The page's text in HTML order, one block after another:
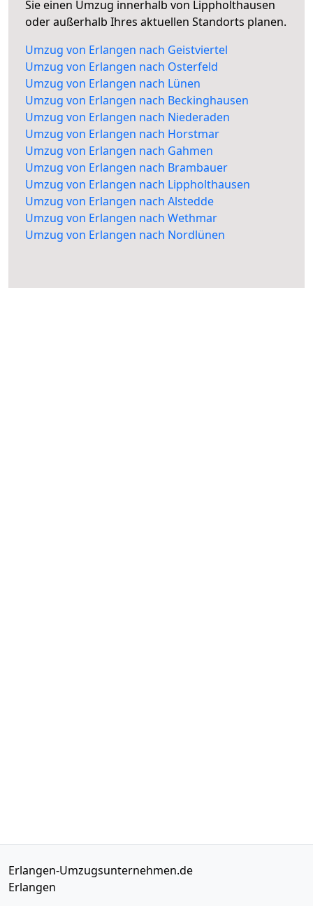
Sie einen Umzug innerhalb von Lippholthausen
oder außerhalb Ihres aktuellen Standorts planen.
Umzug von Erlangen nach Geistviertel
Umzug von Erlangen nach Osterfeld
Umzug von Erlangen nach Lünen
Umzug von Erlangen nach Beckinghausen
Umzug von Erlangen nach Niederaden
Umzug von Erlangen nach Horstmar
Umzug von Erlangen nach Gahmen
Umzug von Erlangen nach Brambauer
Umzug von Erlangen nach Lippholthausen
Umzug von Erlangen nach Alstedde
Umzug von Erlangen nach Wethmar
Umzug von Erlangen nach Nordlünen
Erlangen-Umzugsunternehmen.de
Erlangen